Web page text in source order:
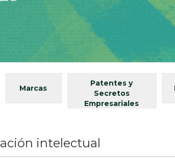
Marcas
Patentes y
Secretos
Empresariales
intelectual